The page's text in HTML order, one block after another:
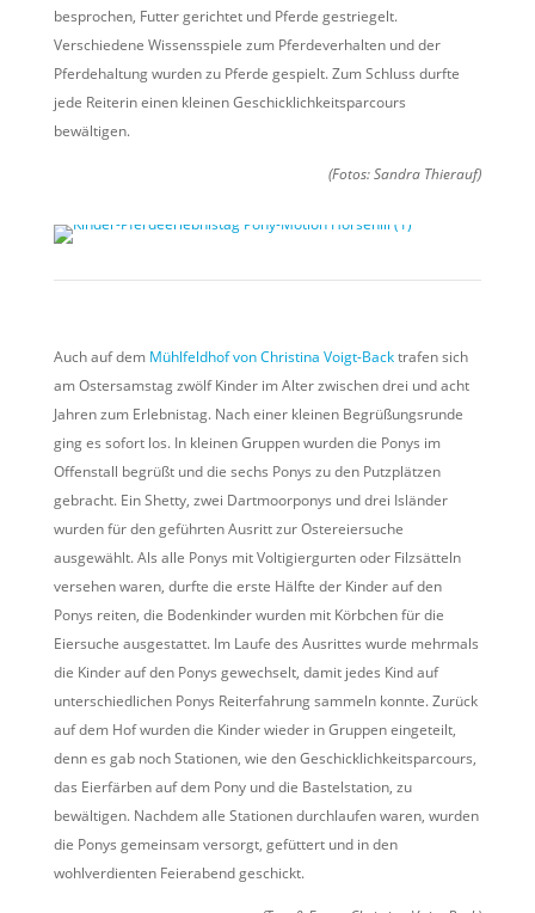
besprochen, Futter gerichtet und Pferde gestriegelt.
Verschiedene Wissensspiele zum Pferdeverhalten und der
Pferdehaltung wurden zu Pferde gespielt. Zum Schluss durfte
jede Reiterin einen kleinen Geschicklichkeitsparcours
bewältigen.
(Fotos: Sandra Thierauf)
Auch auf dem Mühlfeldhof von Christina Voigt-Backtrafen sich
am Ostersamstag zwölf Kinder im Alter zwischen drei und acht
Jahren zum Erlebnistag. Nach einer kleinen Begrüßungsrunde
ging es sofort los. In kleinen Gruppen wurden die Ponys im
Offenstall begrüßt und die sechs Ponys zu den Putzplätzen
gebracht. Ein Shetty, zwei Dartmoorponys und drei Isländer
wurden für den geführten Ausritt zur Ostereiersuche
ausgewählt. Als alle Ponys mit Voltigiergurten oder Filzsätteln
versehen waren, durfte die erste Hälfte der Kinder auf den
Ponys reiten, die Bodenkinder wurden mit Körbchen für die
Eiersuche ausgestattet. Im Laufe des Ausrittes wurde mehrmals
die Kinder auf den Ponys gewechselt, damit jedes Kind auf
unterschiedlichen Ponys Reiterfahrung sammeln konnte. Zurück
auf dem Hof wurden die Kinder wieder in Gruppen eingeteilt,
denn es gab noch Stationen, wie den Geschicklichkeitsparcours,
das Eierfärben auf dem Pony und die Bastelstation, zu
bewältigen. Nachdem alle Stationen durchlaufen waren, wurden
die Ponys gemeinsam versorgt, gefüttert und in den
wohlverdienten Feierabend geschickt.